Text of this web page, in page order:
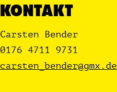
KONTAKT
Carsten Bender
0176 4711 9731
carsten_bender@gmx.de